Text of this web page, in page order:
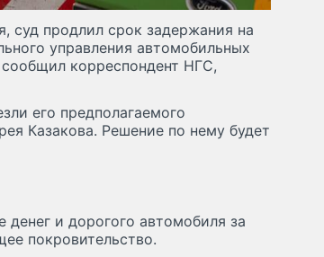
суд продлил срок задержания на
управления автомобильных
корреспондент НГС,
его предполагаемого
Казакова. Решение по нему будет
денег и дорогого автомобиля за
покровительство.